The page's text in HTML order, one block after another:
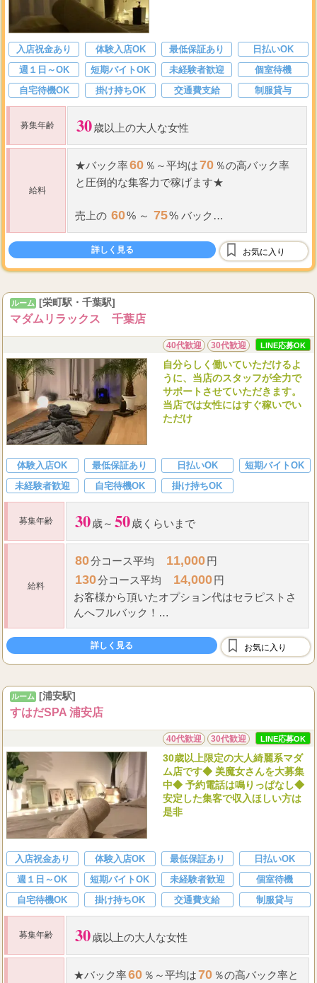
入店祝金あり 体験入店OK 最低保証あり
日払いOK
週１日～OK
短期バイトOK 未経験者歓迎
個室待機
自宅待機OK
掛け持ちOK 交通費支給 制服貸与
募集年齢 30歳以上の大人な女性
給料
★バック率60 ％～平均は70 ％の高バック率
と圧倒的な集客力で稼げます★
売上の 60% ～ 75% バック
（当サロン規定によりバック率の昇級有 報
酬率最大75
ノルマ・罰金一切ご...
詳しく見る お気に入り
ルーム [栄町駅・千葉駅]
マダムリラックス 千葉店
40代歓迎 30代歓迎 LINE応募OK
自分らしく働いていただけるよ
うに、当店のスタッフが全力で
サポートさせていただきます。
当店では女性にはすぐ稼いでい
ただけ
体験入店OK 最低保証あり 日払いOK
短期バイトOK
未経験者歓迎
自宅待機OK 掛け持ちOK
募集年齢 30歳～ 50歳くらいまで
給料
80分コース平均 11,000円
130分コース平均 14,000円
お客様から頂いたオプション代はセラピストさ
んへフルバック！
当店では1人のお客様が2～5点程のオプショ
ンを付けられます！
...
詳しく見る お気に入り
ルーム [浦安駅]
すはだSPA 浦安店
40代歓迎 30代歓迎 LINE応募OK
30歳以上限定の大人綺麗系マダ
ム店です◆ 美魔女さんを大募集
中◆ 予約電話は鳴りっぱなし◆
安定した集客で収入ほしい方は
是非
入店祝金あり 体験入店OK 最低保証あり
日払いOK
週１日～OK
短期バイトOK 未経験者歓迎
個室待機
自宅待機OK
掛け持ちOK 交通費支給 制服貸与
募集年齢 30歳以上の大人な女性
★バック率60 ％～平均は70 ％の高バック率と